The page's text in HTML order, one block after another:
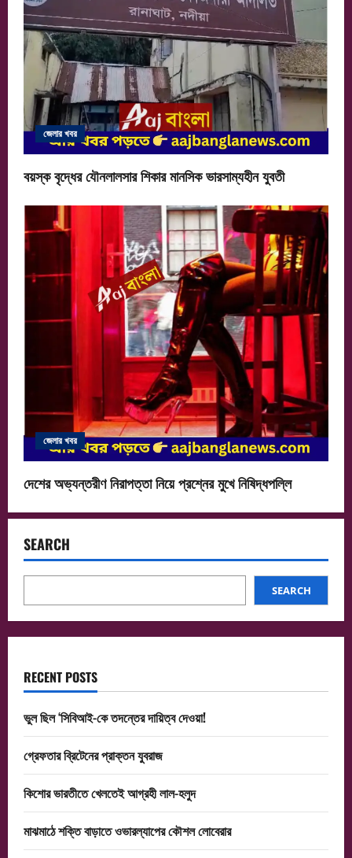
জেলার খবর
বয়স্ক বৃদ্ধের যৌনলালসার শিকার মানসিক ভারসাম্যহীন যুবতী
জেলার খবর
দেশের অভ্যন্তরীণ নিরাপত্তা নিয়ে প্রশ্নের মুখে নিষিদ্ধপল্লি
SEARCH
SEARCH
RECENT POSTS
ভুল ছিল ‘সিবিআই-কে তদন্তের দায়িত্ব দেওয়া!
গ্রেফতার ব্রিটেনের প্রাক্তন যুবরাজ
কিশোর ভারতীতে খেলতেই আগ্রহী লাল-হলুদ
মাঝমাঠে শক্তি বাড়াতে ওভারল্যাপের কৌশল লোবেরার